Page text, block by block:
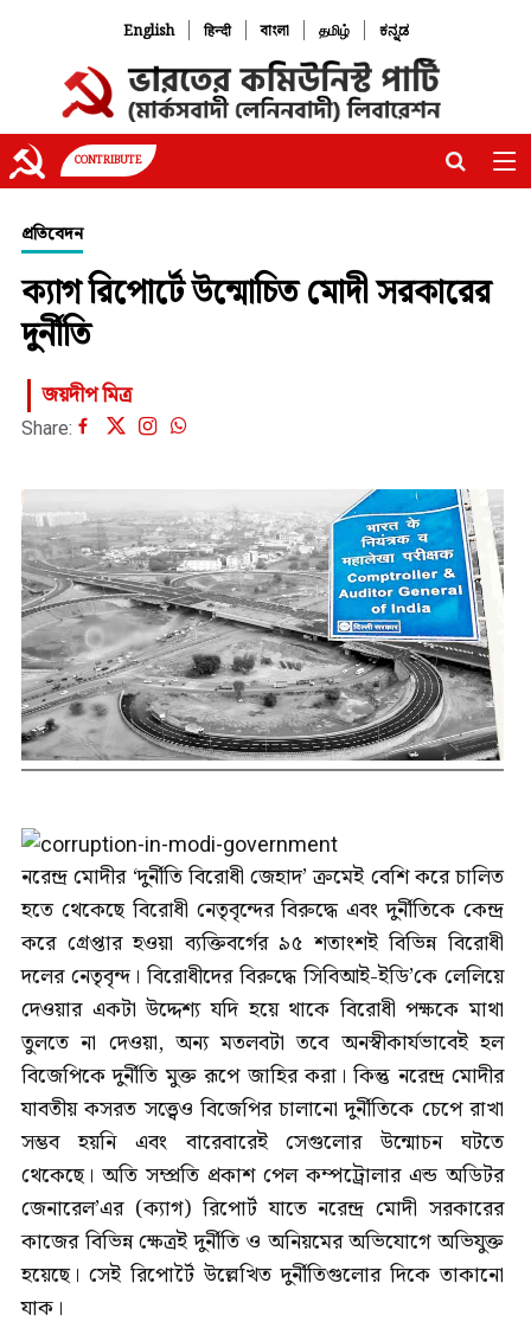
English | हिन्दी | বাংলা | தமிழ் | ಕನ್ನಡ
CONTRIBUTE
প্রতিবেদন
ক্যাগ রিপোর্টে উন্মোচিত মোদী সরকারের
দুর্নীতি
জয়দীপ মিত্র
Share:
নরেন্দ্র মোদীর ‘দুর্নীতি বিরোধী জেহাদ’ ক্রমেই বেশি করে চালিত
হতে থেকেছে বিরোধী নেতৃবৃন্দের বিরুদ্ধে এবং দুর্নীতিকে কেন্দ্র
করে গ্রেপ্তার হওয়া ব্যক্তিবর্গের ৯৫ শতাংশই বিভিন্ন বিরোধী
দলের নেতৃবৃন্দ। বিরোধীদের বিরুদ্ধে সিবিআই-ইডি’কে লেলিয়ে
দেওয়ার একটা উদ্দেশ্য যদি হয়ে থাকে বিরোধী পক্ষকে মাথা
তুলতে না দেওয়া, অন্য মতলবটা তবে অনস্বীকার্যভাবেই হল
বিজেপিকে দুর্নীতি মুক্ত রূপে জাহির করা। কিন্তু নরেন্দ্র মোদীর
যাবতীয় কসরত সত্ত্বেও বিজেপির চালানো দুর্নীতিকে চেপে রাখা
সম্ভব হয়নি এবং বারেবারেই সেগুলোর উন্মোচন ঘটতে
থেকেছে। অতি সম্প্রতি প্রকাশ পেল কম্পট্রোলার এন্ড অডিটর
জেনারেল’এর (ক্যাগ) রিপোর্ট যাতে নরেন্দ্র মোদী সরকারের
কাজের বিভিন্ন ক্ষেত্রই দুর্নীতি ও অনিয়মের অভিযোগে অভিযুক্ত
হয়েছে। সেই রিপোর্টৈ উল্লেখিত দুর্নীতিগুলোর দিকে তাকানো
যাক।